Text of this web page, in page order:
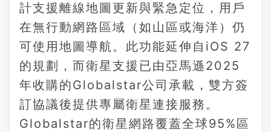
計支援離線地圖更新與緊急定位，用戶
在無行動網路區域（如山區或海洋）仍
可使用地圖導航。此功能延伸自iOS 27
的規劃，而衛星支援已由亞馬遜2025
年收購的Globalstar公司承載，雙方簽
訂協議後提供專屬衛星連接服務。
Globalstar的衛星網路覆蓋全球95%區